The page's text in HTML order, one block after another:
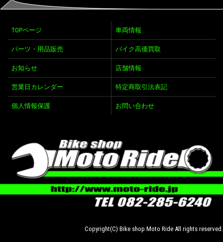
TOPページ 車両情報
パーツ・用品販売 バイク高価買取
お知らせ 店舗情報
営業日カレンダー 特定商取引法表記
個人情報保護 お問い合わせ
Copyright(C) Bike shop Moto Ride All rights reserved.